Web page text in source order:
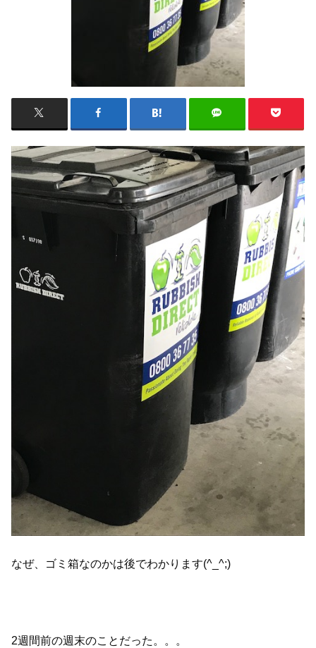
なぜ、ゴミ箱なのかは後でわかります(^_^;)
2週間前の週末のことだった。。。